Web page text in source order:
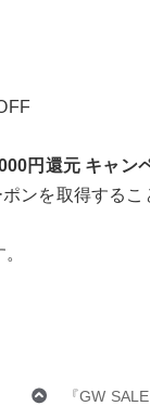
円還元 キャン
ンを取得する
『GW